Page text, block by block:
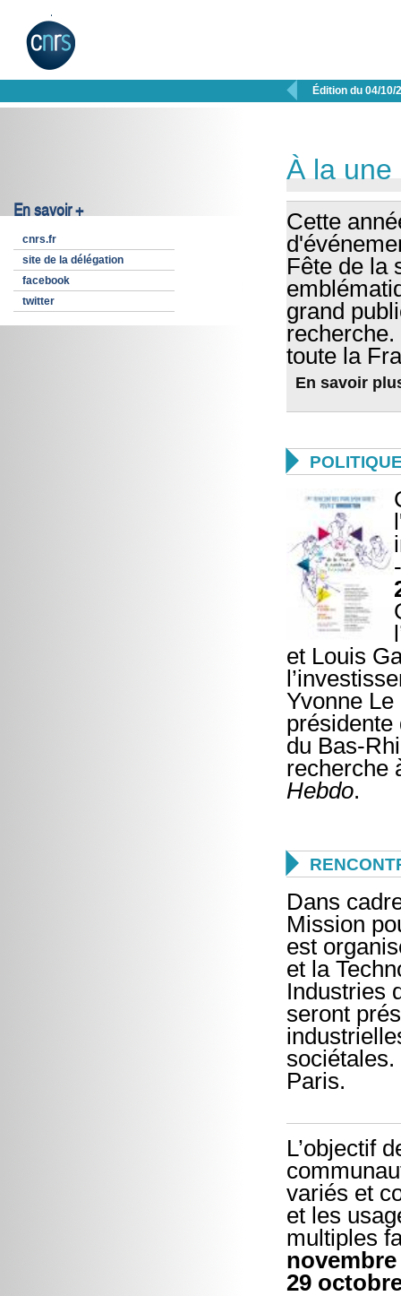
 Édition du 04/10/
En savoir +
cnrs.fr
site de la délégation
facebook
twitter
À la une
Cette
Fête de la
grand
toute la
En savoir

et Louis
Yvonne Le
présidente
du Bas-
recherche
Hebdo.

Dans
Mission
est
et la
Industries
seront
Paris.
L’objectif
variés et
et les
multiples
novembre
29